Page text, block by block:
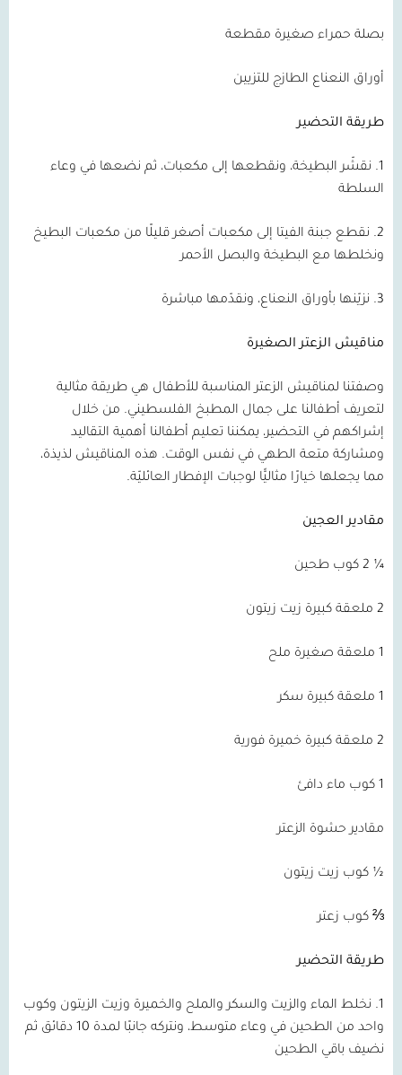
بصلة حمراء صغيرة مقطعة
أوراق النعناع الطازج للتزيين
طريقة التحضير
1. نقشّر البطيخة، ونقطعها إلى مكعبات، ثم نضعها في وعاء
السلطة
2. نقطع جبنة الفيتا إلى مكعبات أصغر قليلًا من مكعبات البطيخ
ونخلطها مع البطيخة والبصل الأحمر
3. نزيّنها بأوراق النعناع، ونقدّمها مباشرة
مناقيش الزعتر الصغيرة
وصفتنا لمناقيش الزعتر المناسبة للأطفال هي طريقة مثالية
لتعريف أطفالنا على جمال المطبخ الفلسطيني. من خلال
إشراكهم في التحضير، يمكننا تعليم أطفالنا أهمية التقاليد
ومشاركة متعة الطهي في نفس الوقت. هذه المناقيش لذيذة،
مما يجعلها خيارًا مثاليًّا لوجبات الإفطار العائليّة.
مقادير العجين
¼ 2 كوب طحين
2 ملعقة كبيرة زيت زيتون
1 ملعقة صغيرة ملح
1 ملعقة كبيرة سكر
2 ملعقة كبيرة خميرة فورية
1 كوب ماء دافئ
مقادير حشوة الزعتر
½ كوب زيت زيتون
⅔ كوب زعتر
طريقة التحضير
1. نخلط الماء والزيت والسكر والملح والخميرة وزيت الزيتون وكوب
واحد من الطحين في وعاء متوسط، ونتركه جانبًا لمدة 10 دقائق ثم
نضيف باقي الطحين